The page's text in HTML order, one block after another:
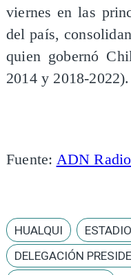
viernes en las
del país,
quien gobernó
2014 y 2018-2022).
Fuente: ADN
HUALQUI
DELEGACIÓN